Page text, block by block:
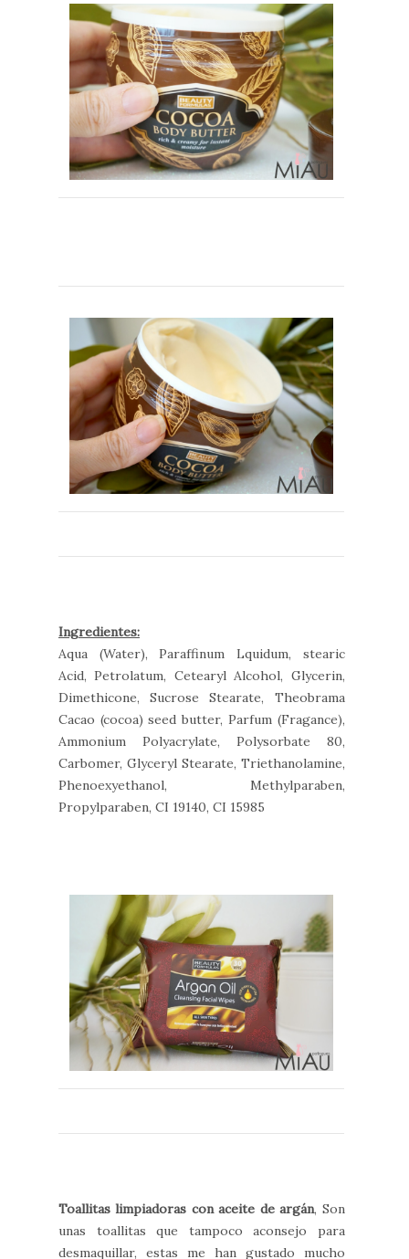
Ingredientes:
Aqua (Water), Paraffinum Lquidum, stearic
Acid, Petrolatum, Cetearyl Alcohol, Glycerin,
Dimethicone, Sucrose Stearate, Theobrama
Cacao (cocoa) seed butter, Parfum (Fragance),
Ammonium Polyacrylate, Polysorbate 80,
Carbomer, Glyceryl Stearate, Triethanolamine,
Phenoexyethanol, Methylparaben,
Propylparaben, CI 19140, CI 15985
Toallitas limpiadoras con aceite de argán, Son
unas toallitas que tampoco aconsejo para
desmaquillar, estas me han gustado mucho